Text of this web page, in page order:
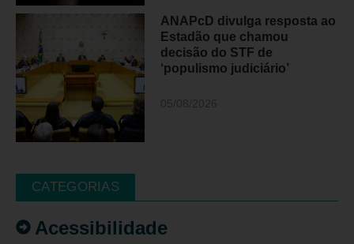
ANAPcD divulga resposta ao
Estadão que chamou
decisão do STF de
‘populismo judiciário’
CATEGORIAS
Acessibilidade